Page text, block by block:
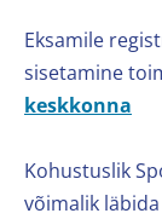
Eksamile
sisetamine
keskkonna
Kohustuslik
võimalik